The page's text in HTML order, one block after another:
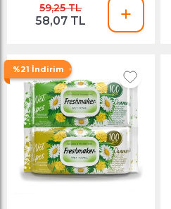
59,25 TL
58,07 TL
%21 İndirim